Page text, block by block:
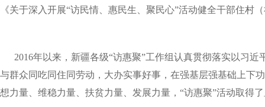
《关于深入开展“访民情、惠民生、聚民心”活动健全干部住村
2016年以来，新疆各级“访惠聚”工作组认真贯彻落实以习近
与群众同吃同住同劳动，大办实事好事，在强基层强基础上下
想力量、维稳力量、扶贫力量、发展力量，“访惠聚”活动取得